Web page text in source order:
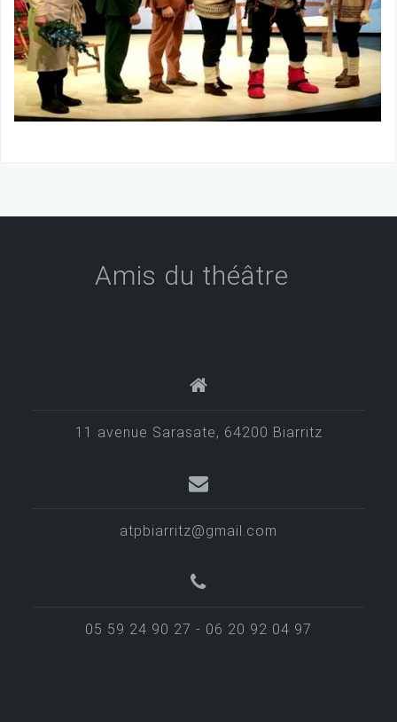
Amis du théâtre
11 avenue Sarasate, 64200 Biarritz
atpbiarritz@gmail.com
05 59 24 90 27 - 06 20 92 04 97